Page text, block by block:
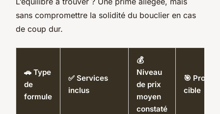
sans compromettre la solidité du bouclier en cas
de coup dur.
🚗 Type
de
formule
✅ Services
inclus
💰
Niveau
de prix
moyen
constaté
🎯 Profil
cible